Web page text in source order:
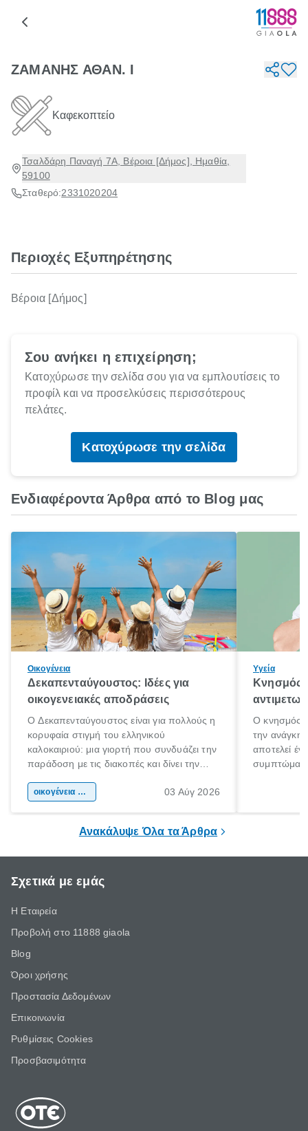
ΖΑΜΑΝΗΣ ΑΘΑΝ. Ι
Καφεκοπτείο
Τσαλδάρη Παναγή 7Α, Βέροια [Δήμος], Ημαθία,
59100
Σταθερό:2331020204
Περιοχές Εξυπηρέτησης
Βέροια [Δήμος]
Σου ανήκει η επιχείρηση;
Κατοχύρωσε την σελίδα σου για να εμπλουτίσεις το
προφίλ και να προσελκύσεις περισσότερους
πελάτες.
Κατοχύρωσε την σελίδα
Ενδιαφέροντα Άρθρα από το Blog μας
Οικογένεια
Δεκαπενταύγουστος: Ιδέες για
οικογενειακές αποδράσεις
Ο Δεκαπενταύγουστος είναι για πολλούς η
κορυφαία στιγμή του ελληνικού
καλοκαιριού: μια γιορτή που συνδυάζει την
παράδοση με τις διακοπές και δίνει την
χώρας. Είτε πρόκειται για λίγες μέρες
οικογένεια & παιδί 03 Αύγ 2026
Υγεία
Κνησμός:
Ο κνησμός
την ανάγκη
αποτελεί
Ανακάλυψε Όλα τα Άρθρα
Σχετικά με εμάς
Η Εταιρεία
Προβολή στο 11888 giaola
Blog
Όροι χρήσης
Προστασία Δεδομένων
Επικοινωνία
Ρυθμίσεις Cookies
Προσβασιμότητα